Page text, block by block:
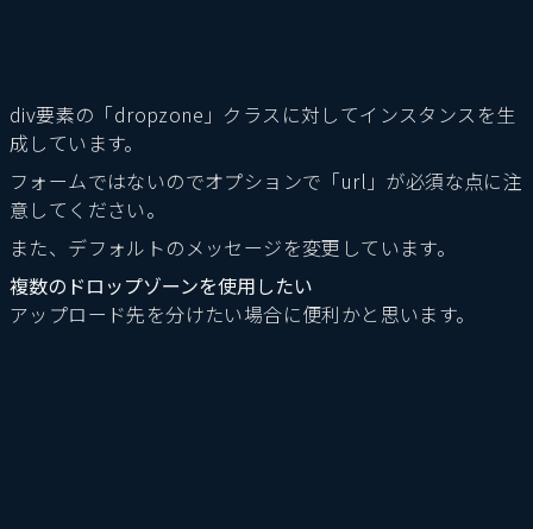
div要素の「dropzone」クラスに対してインスタンスを生
成しています。
フォームではないのでオプションで「url」が必須な点に注
意してください。
また、デフォルトのメッセージを変更しています。
複数のドロップゾーンを使用したい
アップロード先を分けたい場合に便利かと思います。